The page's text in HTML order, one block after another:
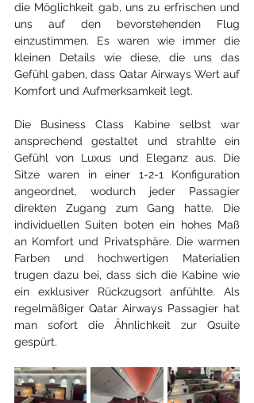
die Möglichkeit gab, uns zu erfrischen und
uns auf den bevorstehenden Flug
einzustimmen. Es waren wie immer die
kleinen Details wie diese, die uns das
Gefühl gaben, dass Qatar Airways Wert auf
Komfort und Aufmerksamkeit legt.
Die Business Class Kabine selbst war
ansprechend gestaltet und strahlte ein
Gefühl von Luxus und Eleganz aus. Die
Sitze waren in einer 1-2-1 Konfiguration
angeordnet, wodurch jeder Passagier
direkten Zugang zum Gang hatte. Die
individuellen Suiten boten ein hohes Maß
an Komfort und Privatsphäre. Die warmen
Farben und hochwertigen Materialien
trugen dazu bei, dass sich die Kabine wie
ein exklusiver Rückzugsort anfühlte. Als
regelmäßiger Qatar Airways Passagier hat
man sofort die Ähnlichkeit zur Qsuite
gespürt.